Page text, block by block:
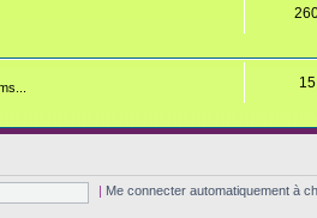
15
Me connecter automatiquement à